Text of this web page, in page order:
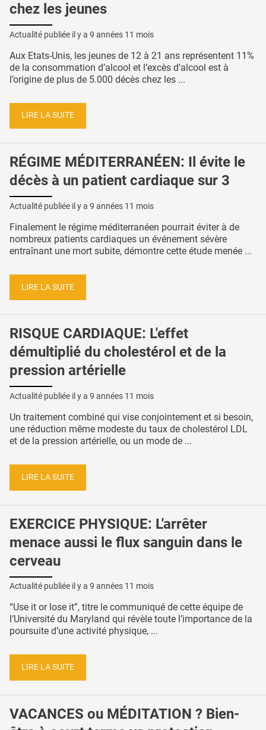
chez les jeunes
Actualité publiée il y a 9 années 11 mois
Aux Etats-Unis, les jeunes de 12 à 21 ans représentent 11%
de la consommation d’alcool et l’excès d’alcool est à
l’origine de plus de 5.000 décès chez les ...
LIRE LA SUITE
RÉGIME MÉDITERRANÉEN: Il évite le
décès à un patient cardiaque sur 3
Actualité publiée il y a 9 années 11 mois
Finalement le régime méditerranéen pourrait éviter à de
nombreux patients cardiaques un événement sévère
entraînant une mort subite, démontre cette étude menée ...
LIRE LA SUITE
RISQUE CARDIAQUE: L'effet
démultiplié du cholestérol et de la
pression artérielle
Actualité publiée il y a 9 années 11 mois
Un traitement combiné qui vise conjointement et si besoin,
une réduction même modeste du taux de cholestérol LDL
et de la pression artérielle, ou un mode de ...
LIRE LA SUITE
EXERCICE PHYSIQUE: L'arrêter
menace aussi le flux sanguin dans le
cerveau
Actualité publiée il y a 9 années 11 mois
“Use it or lose it”, titre le communiqué de cette équipe de
l’Université du Maryland qui révèle toute l’importance de la
poursuite d’une activité physique, ...
LIRE LA SUITE
VACANCES ou MÉDITATION ? Bien-